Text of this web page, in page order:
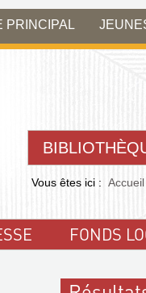
PRINCIPAL
Vous êtes ici : Accueil
FONDS